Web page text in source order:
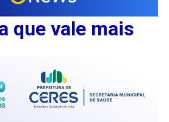
que vale mais